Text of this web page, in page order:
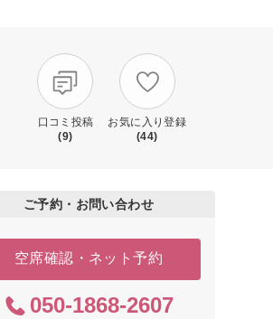
口コミ投稿
(9)
お気に入り登録
(44)
ご予約・お問い合わせ
空席確認・ネット予約
050-1868-2607